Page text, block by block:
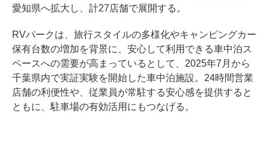
愛知県へ拡大し、計27店舗で展開する。
RVパークは、旅行スタイルの多様化やキャンピングカー
保有台数の増加を背景に、安心して利用できる車中泊ス
ペースへの需要が高まっているとして、2025年7月から
千葉県内で実証実験を開始した車中泊施設。24時間営業
店舗の利便性や、従業員が常駐する安心感を提供すると
ともに、駐車場の有効活用にもつなげる。